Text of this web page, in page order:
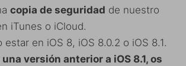
copia de seguridad de nuestro
iTunes o iCloud.
estar en iOS 8, iOS 8.0.2 o iOS 8.1.
versión anterior a iOS 8.1, os